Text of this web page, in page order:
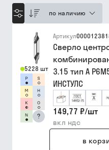
по наличию
5228 шт
?
Артикул
Сверло
3.15 тип A
ИНСТУЛС
149,77 ₽/шт
вкл ндс
в